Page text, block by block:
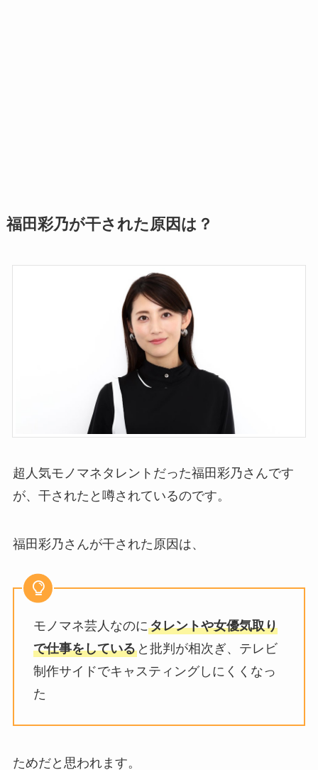
福田彩乃が干された原因は？
超人気モノマネタレントだった福田彩乃さんです
が、干されたと噂されているのです。
福田彩乃さんが干された原因は、
モノマネ芸人なのにタレントや女優気取り
で仕事をしていると批判が相次ぎ、テレビ
制作サイドでキャスティングしにくくなっ
た
ためだと思われます。